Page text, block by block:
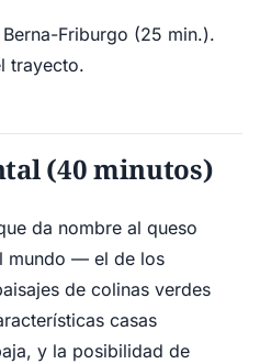
Friburgo (25 min.).
trayecto.
(40 minutos)
da nombre al queso
mundo — el de los
de colinas verdes
casas
y la posibilidad de